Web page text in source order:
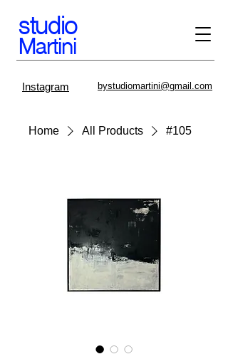
studio
Martini
Instagram bystudiomartini@gmail.com
Home All Products #105